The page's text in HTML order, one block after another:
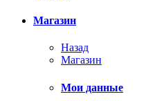
Магазин
Назад
Магазин
Мои данные